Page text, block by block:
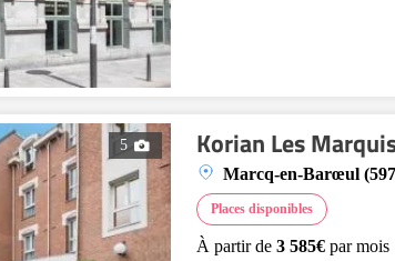
5 Korian Les
Marcq-en-Barœul
Places disponibles
À partir de 3 585€par mois